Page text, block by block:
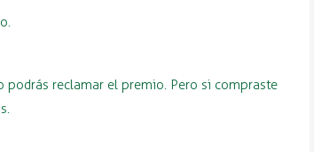
reclamar el premio. Pero si compraste